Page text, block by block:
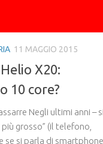
11 MAGGIO 2015
X20:
10 core?
Negli ultimi anni –
più grosso” (il telefono,
si parla di smartphone